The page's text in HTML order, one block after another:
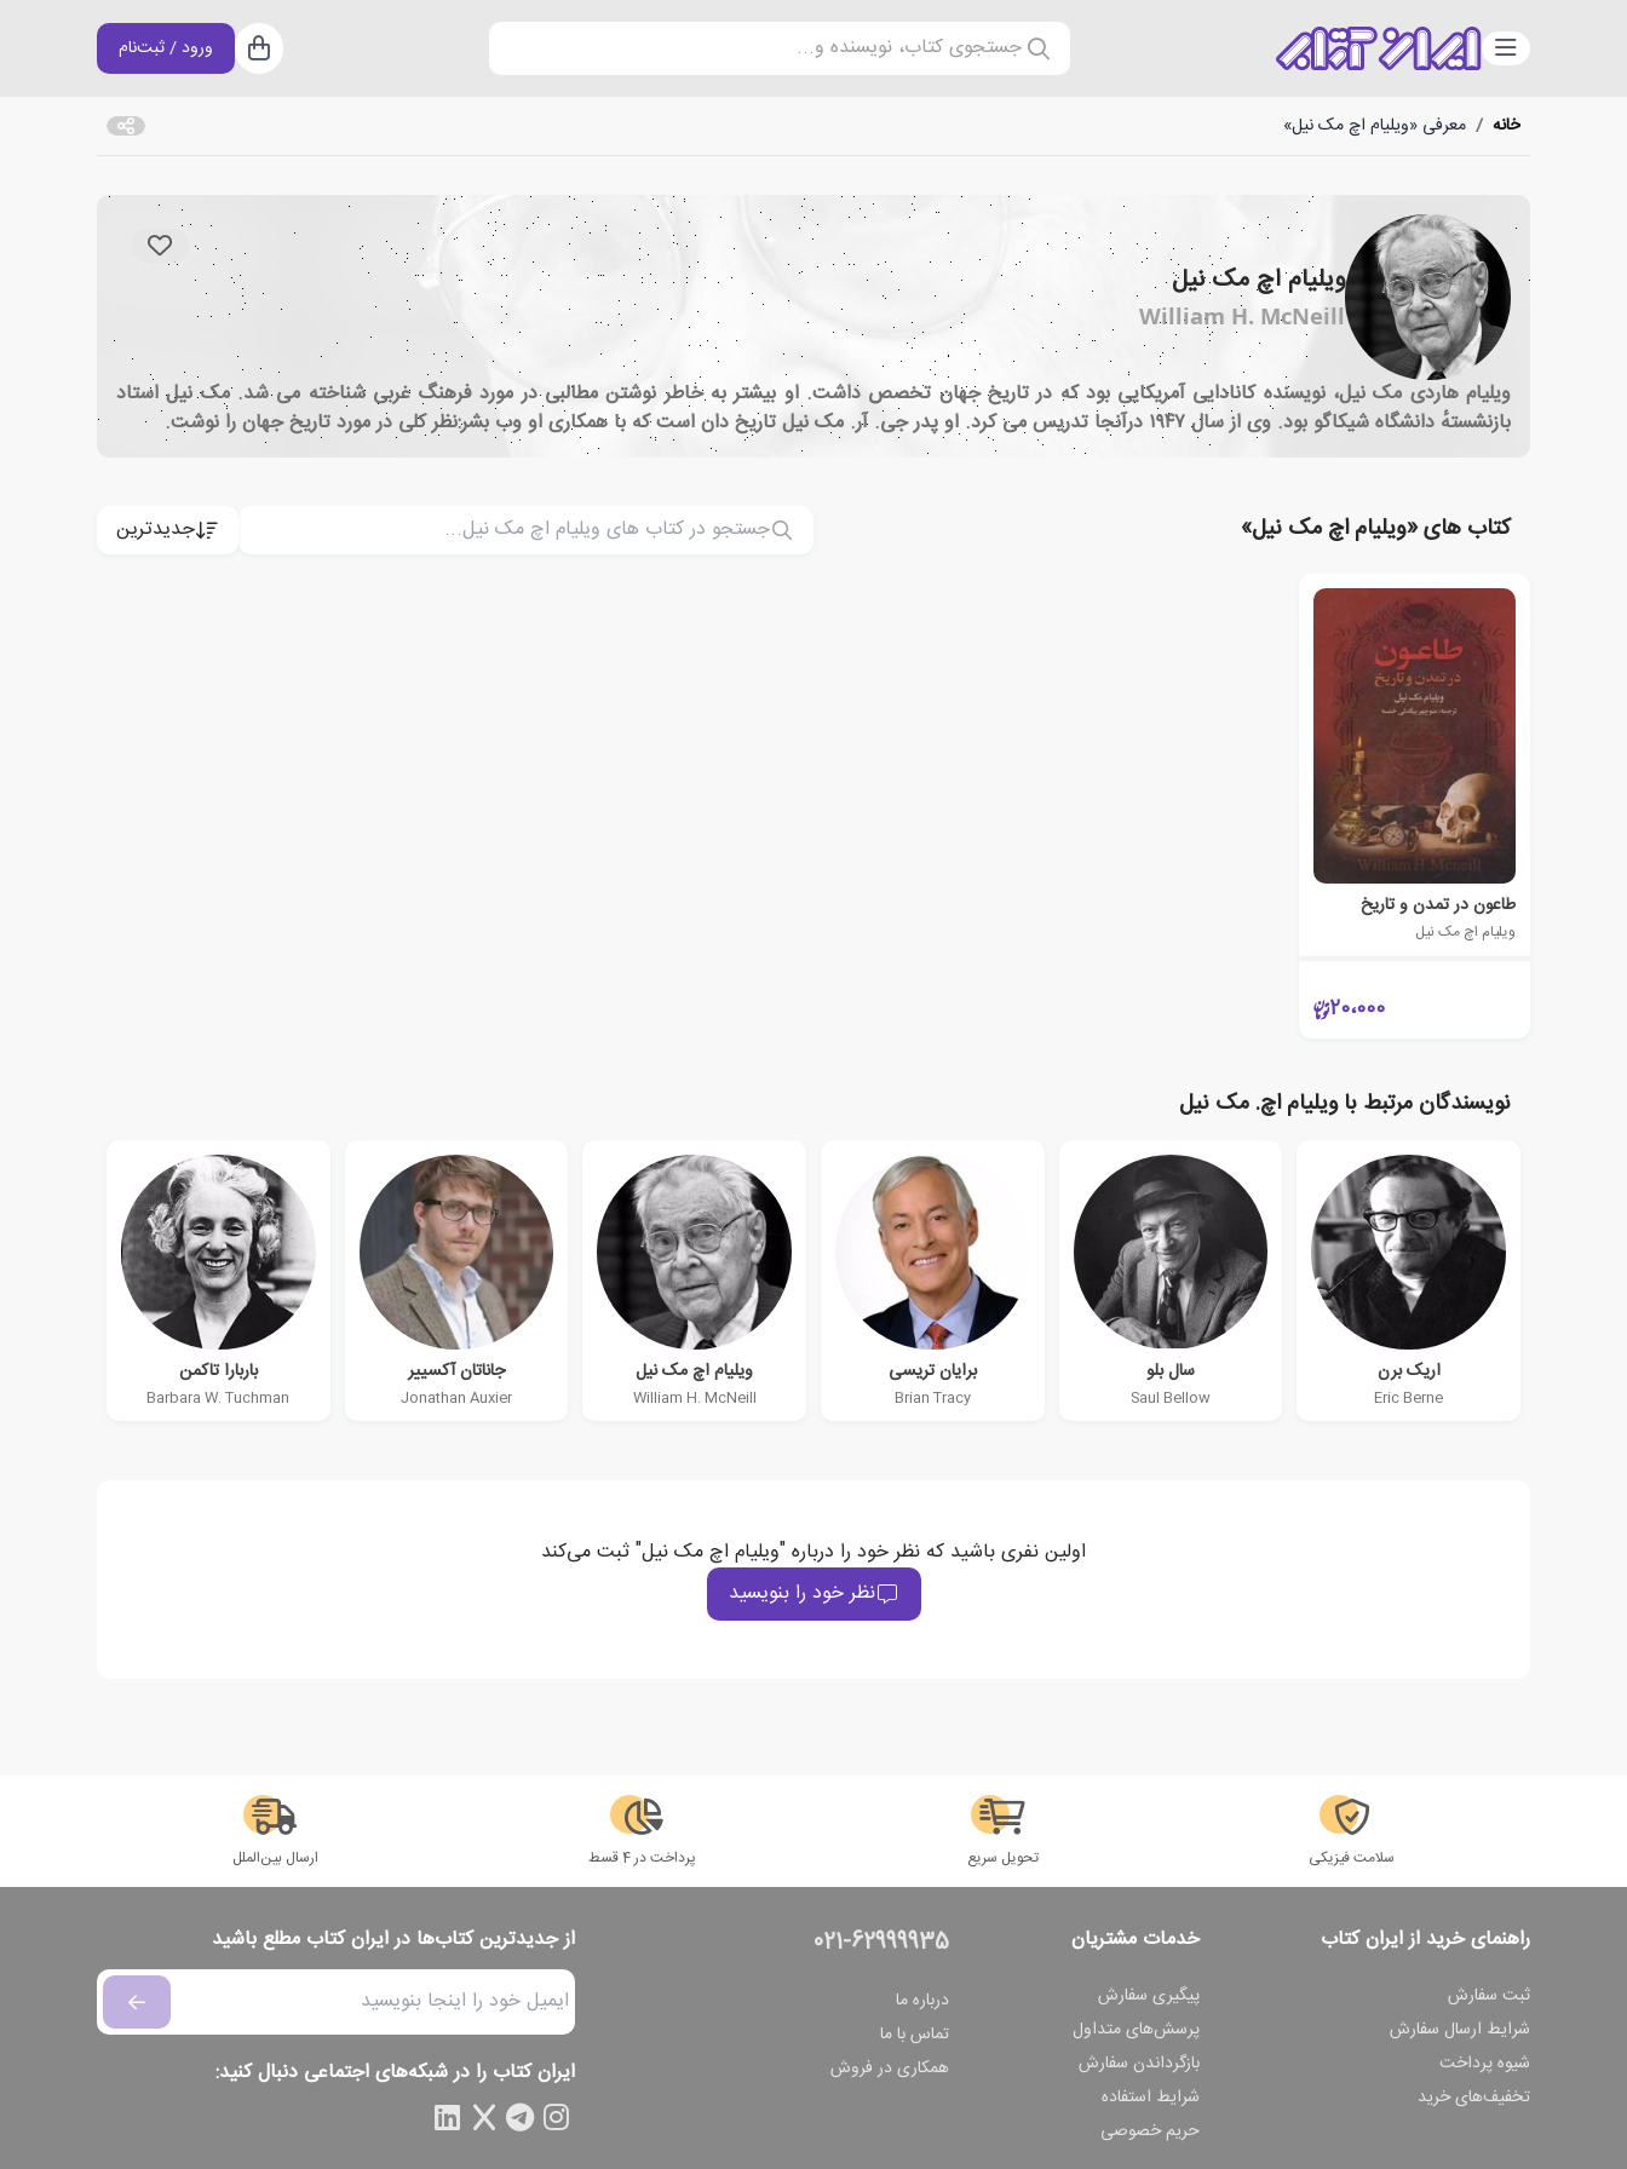
دسته‌بندی جستجوی کتاب، نویسنده و... سبد خرید
ورود / ثبت‌نام
خانه / معرفی «ویلیام اچ مک نیل»
ویلیام اچ مک نیل
William H. McNeill
ویلیام هاردی مک نیل، نویسنده کانادایی آمریکایی بود که در تاریخ جهان تخصص داشت. او بیشتر به خاطر نوشتن مطالبی در مورد فرهنگ غربی شناخته می شد. مک نیل استاد
بازنشستهٔ دانشگاه شیکاگو بود. وی از سال ۱۹۴۷ درآنجا تدریس می کرد. او پدر جی. آر. مک نیل تاریخ دان است که با همکاری او وب بشر:نظر کلی در مورد تاریخ جهان را نوشت.
کتاب های «ویلیام اچ مک نیل» جدیدترین
طاعون در تمدن و تاریخ
ویلیام اچ مک نیل
20،000
نویسندگان مرتبط با ویلیام اچ. مک نیل
اریک برن
Eric Berne
سال بلو
Saul Bellow
برایان تریسی
Brian Tracy
ویلیام اچ مک نیل
William H. McNeill
جاناتان آکسییر
Jonathan Auxier
باربارا تاکمن
Barbara W. Tuchman
اولین نفری باشید که نظر خود را درباره "ویلیام اچ مک نیل" ثبت می‌کند
نظر خود را بنویسید
سلامت فیزیکی تحویل سریع پرداخت در 4 قسط ارسال بین‌الملل
راهنمای خرید از ایران کتاب
ثبت سفارش
شرایط ارسال سفارش
شیوه پرداخت
تخفیف‌های خرید
خدمات مشتریان
پیگیری سفارش
پرسش‌های متداول
بازگرداندن سفارش
شرایط استفاده
حریم خصوصی
021-62999935
درباره ما
تماس با ما
همکاری در فروش
از جدیدترین کتاب‌ها در ایران کتاب مطلع باشید
ایران کتاب را در شبکه‌های اجتماعی دنبال کنید: